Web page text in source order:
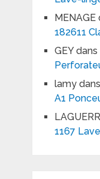
MENAGE
182611
GEYdans
lamydans
A1
1167